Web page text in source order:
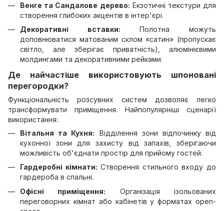
Венге та Сандалове дерево: Екзотичні текстури для
створення глибоких акцентів в інтер'єрі.
Декоративні вставки: Полотна можуть
доповнюватися матованим склом «сатин» (пропускає
світло, але зберігає приватність), алюмінієвими
молдингами та декоративними рейками.
Де найчастіше використовують шпоновані
перегородки?
Функціональність розсувних систем дозволяє легко
трансформувати приміщення. Найпопулярніші сценарії
використання:
Вітальня та Кухня: Відділення зони відпочинку від
кухонної зони для захисту від запахів, зберігаючи
можливість об'єднати простір для прийому гостей.
Гардеробні кімнати: Створення стильного входу до
гардероба в спальні.
Офісні приміщення: Організація ізольованих
переговорних кімнат або кабінетів у форматах open-